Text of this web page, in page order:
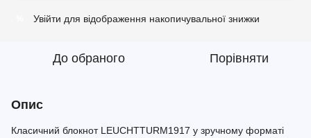
Увійти для відображення накопичувальної знижки
До обраного Порівняти
Опис
Класичний блокнот LEUCHTTURM1917 у зручному форматі